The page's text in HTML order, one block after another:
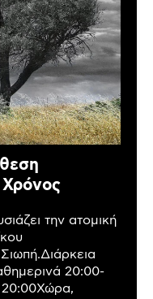
την ατομική
20:00-
20:00Χώρα,